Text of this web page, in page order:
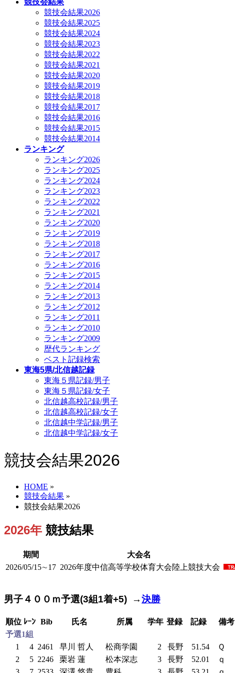
競技会結果
競技会結果2026
競技会結果2025
競技会結果2024
競技会結果2023
競技会結果2022
競技会結果2021
競技会結果2020
競技会結果2019
競技会結果2018
競技会結果2017
競技会結果2016
競技会結果2015
競技会結果2014
ランキング
ランキング2026
ランキング2025
ランキング2024
ランキング2023
ランキング2022
ランキング2021
ランキング2020
ランキング2019
ランキング2018
ランキング2017
ランキング2016
ランキング2015
ランキング2014
ランキング2013
ランキング2012
ランキング2011
ランキング2010
ランキング2009
歴代ランキング
ベスト記録検索
東海5県/北信越記録
東海５県記録/男子
東海５県記録/女子
北信越高校記録/男子
北信越高校記録/女子
北信越中学記録/男子
北信越中学記録/女子
競技会結果2026
HOME »
競技会結果 »
競技会結果2026
2026年 競技結果
期間 大会名
2026/05/15∼17 2026年度中信高等学校体育大会陸上競技大会
男子４００ｍ予選(3組1着+5) →決勝
順位 ﾚｰﾝ Bib 氏名 所属 学年 登録 記録
備考
予選1組
1
4 2461 早川 哲人 松商学園 2 長野 51.54
Ｑ
2
5 2246 栗岩 蓮 松本深志 3 長野 52.01
ｑ